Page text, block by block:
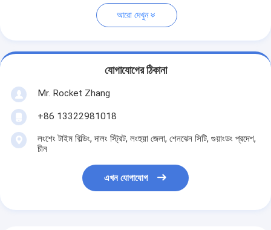
আরো দেখুন
যোগাযোগের ঠিকানা
Mr. Rocket Zhang
+86 13322981018
লংশেং টাইম বিল্ডিং, দালং স্ট্রিট, লংহুয়া জেলা, শেনঝেন সিটি, গুয়াংডং প্রদেশ,
চীন
এখন যোগাযোগ